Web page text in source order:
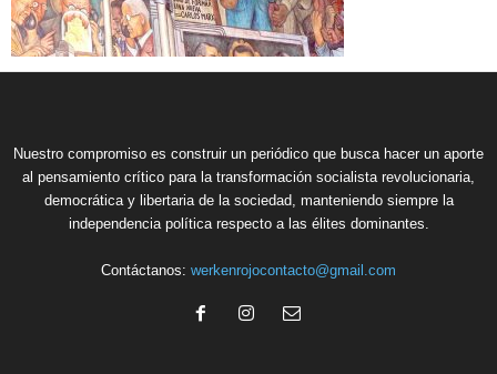
Nuestro compromiso es construir un periódico que busca hacer un aporte
al pensamiento crítico para la transformación socialista revolucionaria,
democrática y libertaria de la sociedad, manteniendo siempre la
independencia política respecto a las élites dominantes.
Contáctanos: werkenrojocontacto@gmail.com